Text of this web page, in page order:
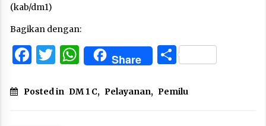
(kab/dm1)
Bagikan dengan:
Facebook
Twitter
WhatsApp
Share Share
Posted in DM 1 C, Pelayanan, Pemilu